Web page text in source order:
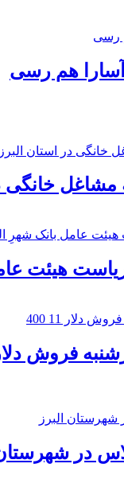
هم رسی
مشاغل خانگی
هیئت
فروش دلار 11
در شهرستان